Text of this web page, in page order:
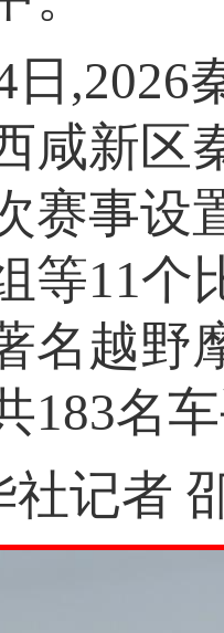
秦
咸新区
赛事设
等11个
名越野
183名
记者